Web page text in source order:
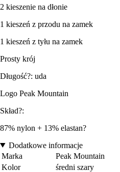
2 kieszenie na dłonie
1 kieszeń z przodu na zamek
1 kieszeń z tyłu na zamek
Prosty krój
Długość?: uda
Logo Peak Mountain
Skład?:
87% nylon + 13% elastan?
Dodatkowe informacje
Marka
Peak Mountain
Kolor
średni szary